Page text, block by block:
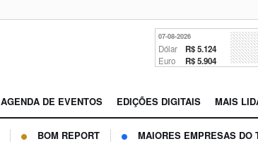
07-08-2026
Dólar R$ 5.124
Euro R$ 5.904
AGENDA DE EVENTOS EDIÇÕES DIGITAIS MAIS
BOM REPORT MAIORES EMPRESAS DO